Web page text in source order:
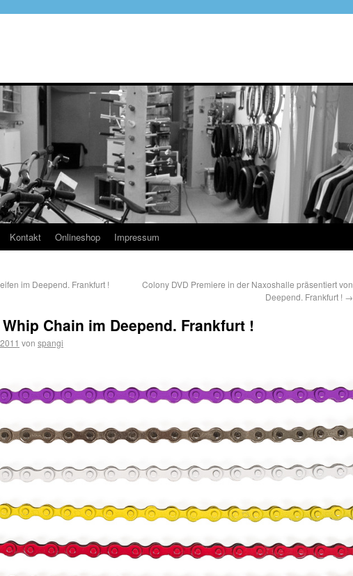
Kontakt Onlineshop Impressum
im Deepend. Frankfurt !
Colony DVD Premiere in der Naxoshalle präsentiert von
Deepend. Frankfurt ! →
Chain im Deepend. Frankfurt !
von spangi